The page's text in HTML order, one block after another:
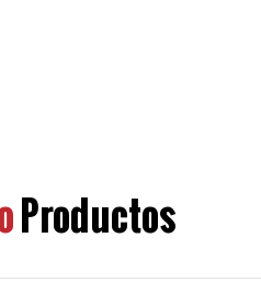
Productos